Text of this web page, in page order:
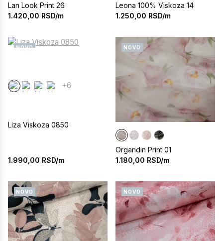
Lan Look Print 26
1.420,00 RSD/m
Leona 100% Viskoza 14
1.250,00 RSD/m
NOVO
+6
Liza Viskoza 0850
1.990,00 RSD/m
NOVO
Organdin Print 01
1.180,00 RSD/m
NOVO NOVO